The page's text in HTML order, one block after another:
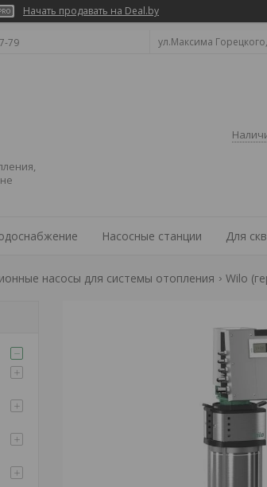
Начать продавать на Deal.by
79 ул.Максима
Насосные станции Для
насосы для системы отопления Wilo